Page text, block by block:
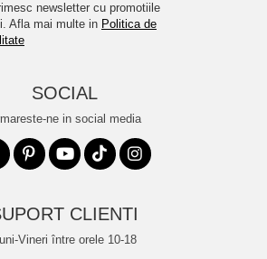
newsletter cu promotiile
Afla mai multe in Politica de
SOCIAL
ne in social media
CLIENTI
Vineri între orele 10-18